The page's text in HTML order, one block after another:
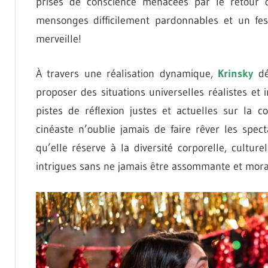
mensonges difficilement pardonnables et un
merveille!
À travers une réalisation dynamique, Krinsky
proposer des situations universelles réalistes
pistes de réflexion justes et actuelles sur la
cinéaste n’oublie jamais de faire rêver les
qu’elle réserve à la diversité corporelle,
intrigues sans ne jamais être assommante et